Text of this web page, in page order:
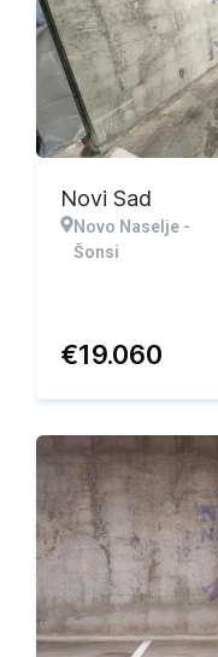
Novi Sad
Novo Naselje -
Šonsi
€19.060